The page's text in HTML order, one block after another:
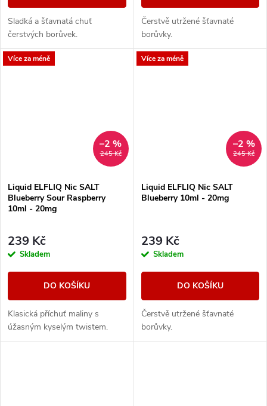
Sladká a šťavnatá chuť
čerstvých borůvek.
Čerstvě utržené šťavnaté
borůvky.
Více za méně
245 Kč
–2 %
Liquid ELFLIQ Nic SALT
Blueberry Sour Raspberry
10ml - 20mg
239 Kč
Skladem
DO KOŠÍKU
Klasická příchuť maliny s
úžasným kyselým twistem.
Více za méně
245 Kč
–2 %
Liquid ELFLIQ Nic SALT
Blueberry 10ml - 20mg
239 Kč
Skladem
DO KOŠÍKU
Čerstvě utržené šťavnaté
borůvky.